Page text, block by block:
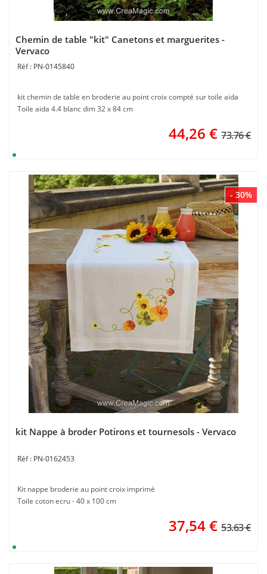
Chemin de table "kit" Canetons et marguerites -
Vervaco
PN-0145840
kit chemin de table en broderie au point croix compté sur toile aida
Toile aida 4.4 blanc dim 32 x 84 cm
44,26 € 73.76 €
- 30%
kit Nappe à broder Potirons et tournesols - Vervaco
PN-0162453
Kit nappe broderie au point croix imprimé
Toile coton ecru - 40 x 100 cm
37,54€ 53.63 €